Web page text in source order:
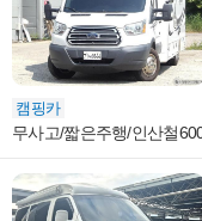
캠핑카
무사고/짧은주행/인산철